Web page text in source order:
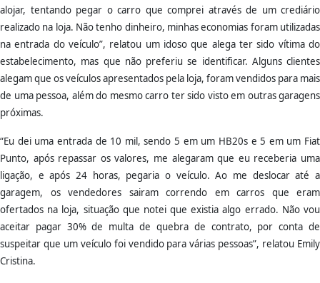
alojar, tentando pegar o carro que comprei através de um crediário
realizado na loja. Não tenho dinheiro, minhas economias foram utilizadas
na entrada do veículo”, relatou um idoso que alega ter sido vítima do
estabelecimento, mas que não preferiu se identificar. Alguns clientes
alegam que os veículos apresentados pela loja, foram vendidos para mais
de uma pessoa, além do mesmo carro ter sido visto em outras garagens
próximas.
“Eu dei uma entrada de 10 mil, sendo 5 em um HB20s e 5 em um Fiat
Punto, após repassar os valores, me alegaram que eu receberia uma
ligação, e após 24 horas, pegaria o veículo. Ao me deslocar até a
garagem, os vendedores sairam correndo em carros que eram
ofertados na loja, situação que notei que existia algo errado. Não vou
aceitar pagar 30% de multa de quebra de contrato, por conta de
suspeitar que um veículo foi vendido para várias pessoas”, relatou Emily
Cristina.